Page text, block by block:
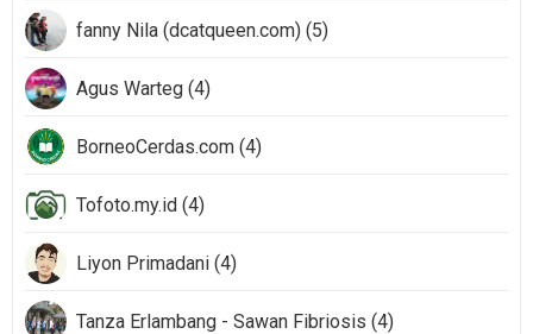
fanny Nila (dcatqueen.com) (5)
Agus Warteg (4)
BorneoCerdas.com (4)
Tofoto.my.id (4)
Liyon Primadani (4)
Tanza Erlambang - Sawan Fibriosis (4)